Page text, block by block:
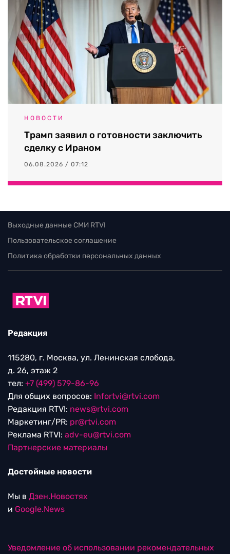
НОВОСТИ
Трамп заявил о готовности заключить
сделку с Ираном
06.08.2026 / 07:12
Выходные данные СМИ RTVI
Пользовательское соглашение
Политика обработки персональных данных
Редакция
115280, г. Москва, ул. Ленинская слобода,
д. 26, этаж 2
тел: +7 (499) 579-86-96
Для общих вопросов: Infortvi@rtvi.com
Редакция RTVI: news@rtvi.com
Маркетинг/PR: pr@rtvi.com
Реклама RTVI: adv-eu@rtvi.com
Партнерские материалы
Достойные новости
Мы в Дзен.Новостях
и Google.News
Уведомление об использовании рекомендательных